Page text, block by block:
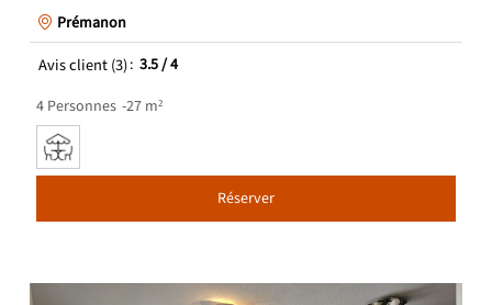
Prémanon
Avis client(3) 3.5/ 4
4 Personnes 27 m²
Réserver